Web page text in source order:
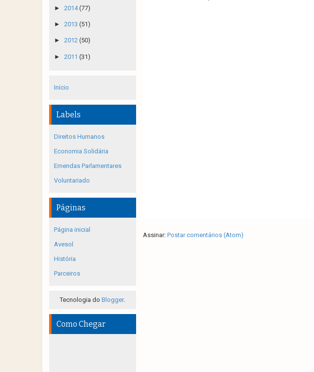
Assinar: Postar comentários (Atom)
► 2014(77)
► 2013 (51)
► 2012 (50)
► 2011 (31)
Início
Labels
Direitos Humanos
Economia Solidária
Emendas Parlamentares
Voluntariado
Páginas
Página inicial
Avesol
História
Parceiros
Tecnologia doBlogger.
Como Chegar